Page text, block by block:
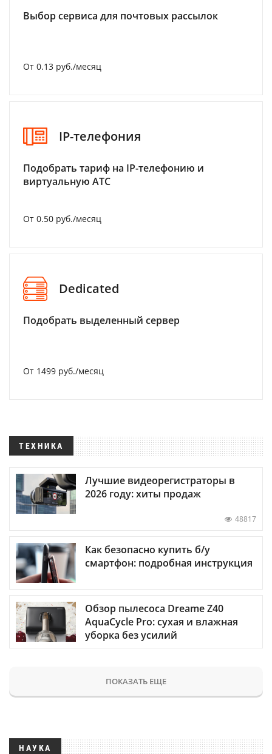
Выбор сервиса для почтовых рассылок
От 0.13 руб./месяц
IP-телефония
Подобрать тариф на IP-телефонию и
виртуальную АТС
От 0.50 руб./месяц
Dedicated
Подобрать выделенный сервер
От 1499 руб./месяц
ТЕХНИКА
Лучшие видеорегистраторы в
2026 году: хиты продаж
48817
Как безопасно купить б/у
смартфон: подробная инструкция
Обзор пылесоса Dreame Z40
AquaCycle Pro: сухая и влажная
уборка без усилий
ПОКАЗАТЬ ЕЩЕ
НАУКА